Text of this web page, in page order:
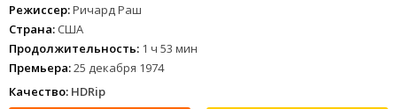
Режиссер:Ричард Раш
Страна: США
Продолжительность: 1 ч 53 мин
Премьера:25 декабря 1974
Качество: HDRip